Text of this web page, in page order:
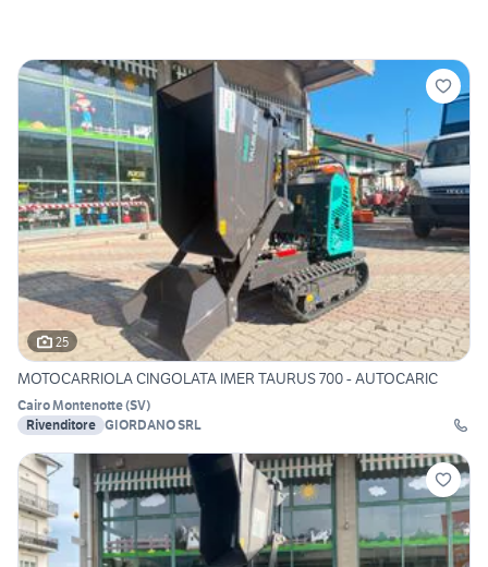
25
MOTOCARRIOLA CINGOLATA IMER TAURUS 700 - AUTOCARIC
Cairo Montenotte(SV)
Rivenditore GIORDANO SRL